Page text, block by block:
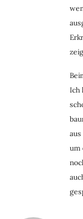
Ich
um